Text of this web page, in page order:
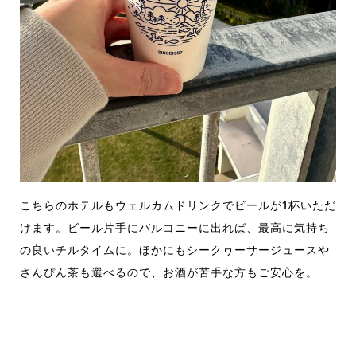
こちらのホテルもウェルカムドリンクでビールが1杯いただ
けます。ビール片手にバルコニーに出れば、最高に気持ち
の良いチルタイムに。ほかにもシークヮーサージュースや
さんぴん茶も選べるので、お酒が苦手な方もご安心を。